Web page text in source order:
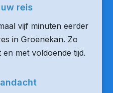
reis
vijf minuten eerder
in Groenekan. Zo
met voldoende tijd.